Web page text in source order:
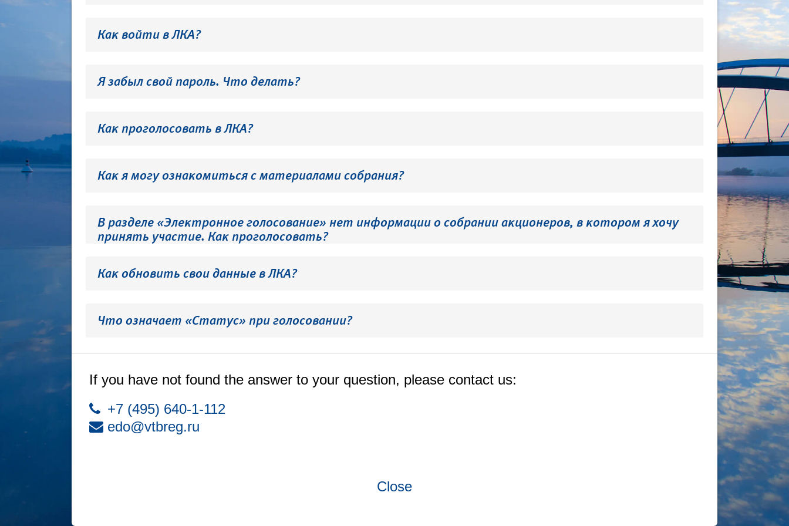
Как войти в ЛКА?
Я забыл свой пароль. Что делать?
Как проголосовать в ЛКА?
Как я могу ознакомиться с материалами собрания?
В разделе «Электронное голосование» нет информации о собрании акционеров, в котором я хочу
принять участие. Как проголосовать?
Как обновить свои данные в ЛКА?
Что означает «Статус» при голосовании?
If you have not found the answer to your question, please contact us:
+7 (495) 640-1-112
edo@vtbreg.ru
Close